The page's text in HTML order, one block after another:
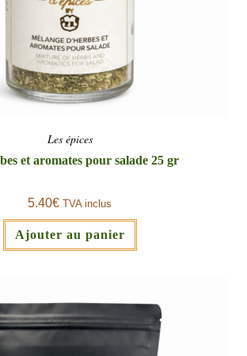
Les épices
et aromates pour salade 25 gr
5.40€ TVA inclus
Ajouter au panier